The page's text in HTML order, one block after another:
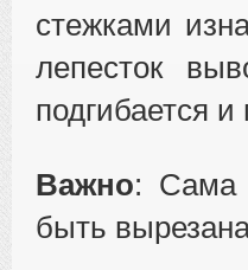
стежками
лепесток
подгибается
Важно: Сама
быть